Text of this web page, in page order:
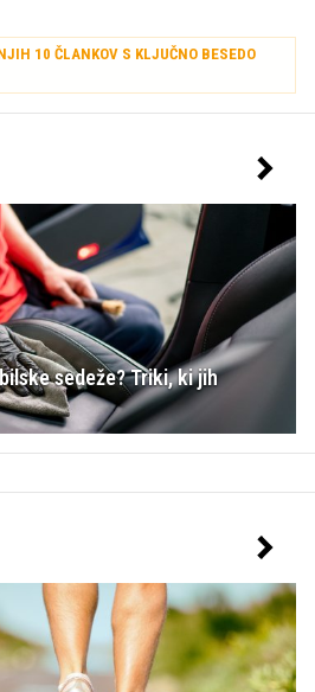
poletno opravo,
kultni status.
10 ČLANKOV S KLJUČNO BESEDO
sedeže? Triki, ki jih